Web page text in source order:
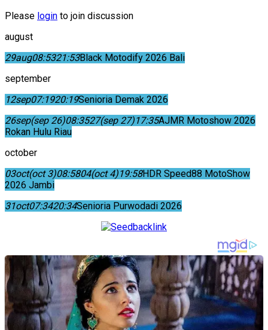
Please login to join discussion
august
29aug08:5321:53Black Motodify 2026 Bali
september
12sep07:1920:19Senioria Demak 2026
26sep(sep 26)08:3527(sep 27)17:35AJMR Motoshow 2026
Rokan Hulu Riau
october
03oct(oct 3)08:5804(oct 4)19:58HDR Speed88 MotoShow
2026 Jambi
31oct07:3420:34Senioria Purwodadi 2026